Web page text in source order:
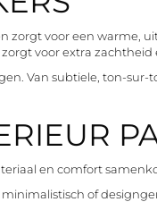
zorgt voor een warme,
voor extra zachtheid
Van subtiele, ton-
en comfort
of